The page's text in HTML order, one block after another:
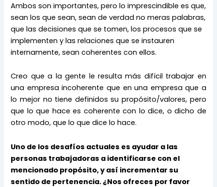
Ambos son importantes, pero lo imprescindible es que,
sean los que sean, sean de verdad no meras palabras,
que las decisiones que se tomen, los procesos que se
implementen y las relaciones que se instauren
internamente, sean coherentes con ellos.
Creo que a la gente le resulta más difícil trabajar en
una empresa incoherente que en una empresa que a
lo mejor no tiene definidos su propósito/valores, pero
que lo que hace es coherente con lo dice, o dicho de
otro modo, que lo que dice lo hace.
Uno de los desafíos actuales es ayudar a las
personas trabajadoras a identificarse con el
mencionado propósito, y así incrementar su
sentido de pertenencia. ¿Nos ofreces por favor